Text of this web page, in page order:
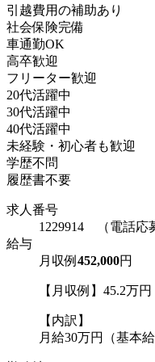
引越費用の補助あり
社会保険完備
車通勤OK
高卒歓迎
フリーター歓迎
20代活躍中
30代活躍中
40代活躍中
未経験・初心者も歓迎
学歴不問
履歴書不要
求人番号
1229914 （電話応
給与
月収例 452,000円
【月収例】45.2万円
【内訳】
月給30万円（基本